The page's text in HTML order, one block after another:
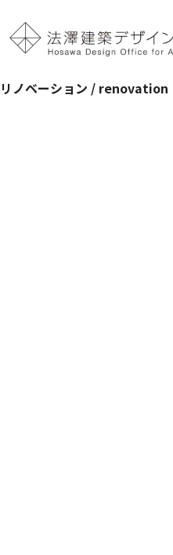
リノベーション / renovation